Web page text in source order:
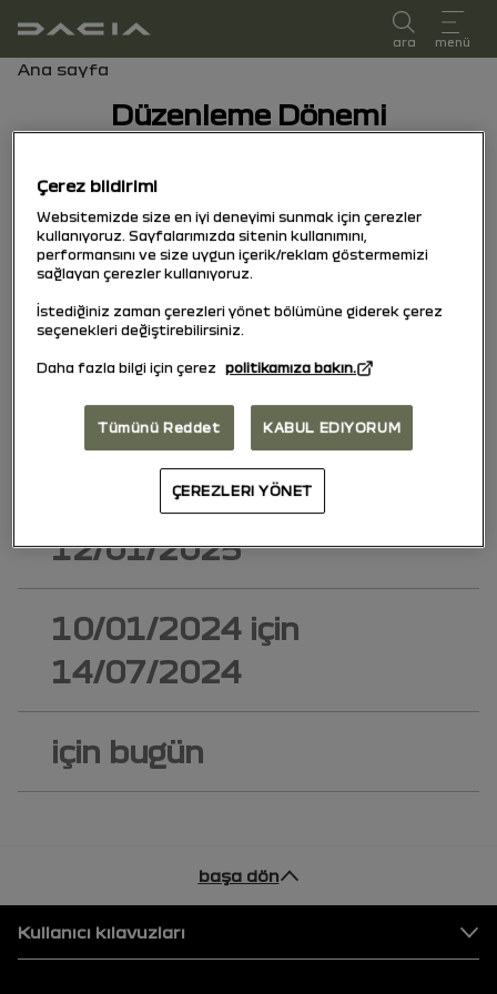
kullanıcı kılavuzu
ara menü
Gezinti çubuğu
Ana sayfa
Düzenleme Dönemi
Araçınızın ilk kayıt tarihine karşılık gelen baskı
dönemini seçin.
30/01/2026için bugün
13/01/2025için
29/01/2026
15/07/2024için
12/01/2025
10/01/2024 için
14/07/2024
için bugün
başa dön
Alt Bilgi
Kullanıcı kılavuzları
Çerez bildirimi
Websitemizde size en iyi deneyimi sunmak için çerezler
kullanıyoruz. Sayfalarımızda sitenin kullanımını,
performansını ve size uygun içerik/reklam göstermemizi
sağlayan çerezler kullanıyoruz.
İstediğiniz zaman çerezleri yönet bölümüne giderek çerez
seçenekleri değiştirebilirsiniz.
Daha fazla bilgi için çerez politikamıza bakın.
Tümünü Reddet KABUL EDIYORUM
ÇEREZLERI YÖNET